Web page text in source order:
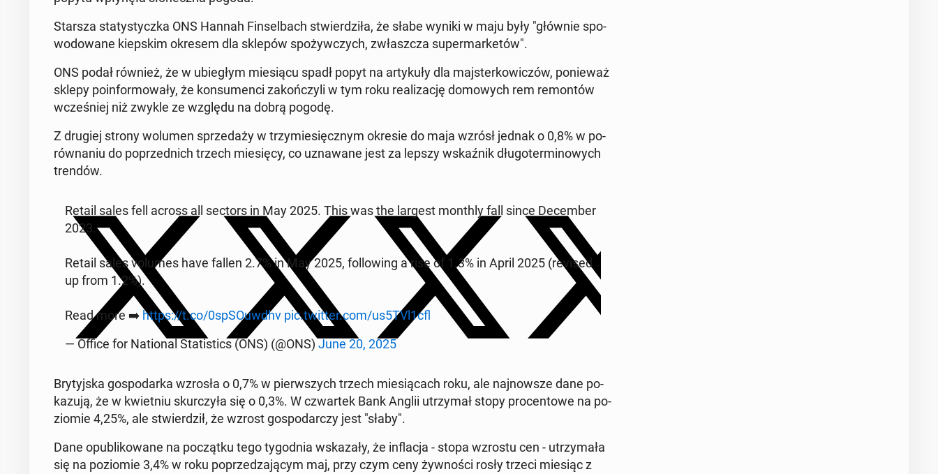
Starsza sta­ty­stycz­ka ONS Hannah Fin­sel­bach stwier­dzi­ła, że słabe wyniki w maju były "głównie spo­
wo­do­wa­ne kiep­skim okresem dla sklepów spo­żyw­czych, zwłasz­cza su­per­mar­ke­tów".
ONS podał również, że w ubie­głym mie­sią­cu spadł popyt na ar­ty­ku­ły dla maj­ster­ko­wi­czów, po­nie­waż
sklepy po­in­for­mo­wa­ły, że kon­su­men­ci za­koń­czy­li w tym roku re­ali­za­cję do­mo­wych rem re­mon­tów
wcze­śniej niż zwykle ze względu na dobrą pogodę.
Z drugiej strony wolumen sprze­da­ży w trzy­mie­sięcz­nym okresie do maja wzrósł jednak o 0,8% w po­
rów­na­niu do po­przed­nich trzech mie­się­cy, co uzna­wa­ne jest za lepszy wskaź­nik dłu­go­ter­mi­no­wych
trendów.
Retail sales fell across all sectors in May 2025. This was the largest monthly fall since De­cem­ber
2023.
Retail sales volumes have fallen 2.7% in May 2025, fol­lo­wing a rise of 1.3% in April 2025 (revised
up from 1.2%).
Read more ➡️ https://t.co/0spSO­uw­dhv pic.twitter.com/us5TVl1cfl
— Office for Na­tio­nal Sta­ti­stics (ONS) (@ONS) June 20, 2025
Bry­tyj­ska go­spo­dar­ka wzrosła o 0,7% w pierw­szych trzech mie­sią­cach roku, ale naj­now­sze dane po­
ka­zu­ją, że w kwiet­niu skur­czy­ła się o 0,3%. W czwar­tek Bank Anglii utrzy­mał stopy pro­cen­to­we na po­
zio­mie 4,25%, ale stwier­dził, że wzrost go­spo­dar­czy jest "słaby".
Dane opu­bli­ko­wa­ne na po­cząt­ku tego ty­go­dnia wska­za­ły, że in­fla­cja - stopa wzrostu cen - utrzy­ma­ła
się na po­zio­mie 3,4% w roku po­prze­dza­ją­cym maj, przy czym ceny żyw­no­ści rosły trzeci miesiąc z